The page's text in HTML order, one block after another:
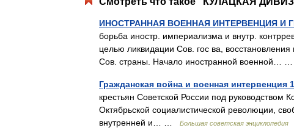
ИНОСТРАННАЯ ВОЕННАЯ ИНТЕРВЕНЦИЯ И
борьба иностр. империализма и внутр.
целью ликвидации Сов. гос ва,
Сов. страны. Начало иностранной военной…
Гражданская война и военная интервенция
крестьян Советской России под руководством
Октябрьской социалистической революции,
внутренней и… …
Большая советская энциклопедия